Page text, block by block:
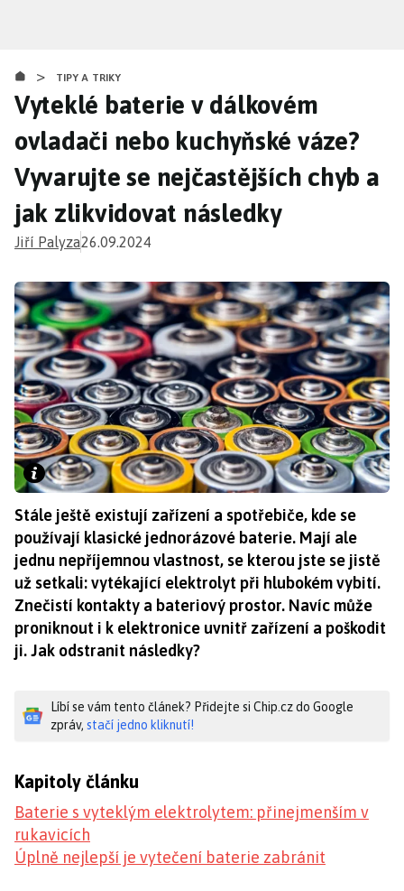
obsahu
> TIPY A TRIKY
Vyteklé baterie v dálkovém
ovladači nebo kuchyňské váze?
Vyvarujte se nejčastějších chyb a
jak zlikvidovat následky
Jiří Palyza26.09.2024
Stále ještě existují zařízení a spotřebiče, kde se
používají klasické jednorázové baterie. Mají ale
jednu nepříjemnou vlastnost, se kterou jste se jistě
už setkali: vytékající elektrolyt při hlubokém vybití.
Znečistí kontakty a bateriový prostor. Navíc může
proniknout i k elektronice uvnitř zařízení a poškodit
ji. Jak odstranit následky?
Líbí se vám tento článek? Přidejte si Chip.cz do Google
zpráv, stačí jedno kliknutí!
Kapitoly článku
Baterie s vyteklým elektrolytem: přinejmenším v
rukavicích
Úplně nejlepší je vytečení baterie zabránit